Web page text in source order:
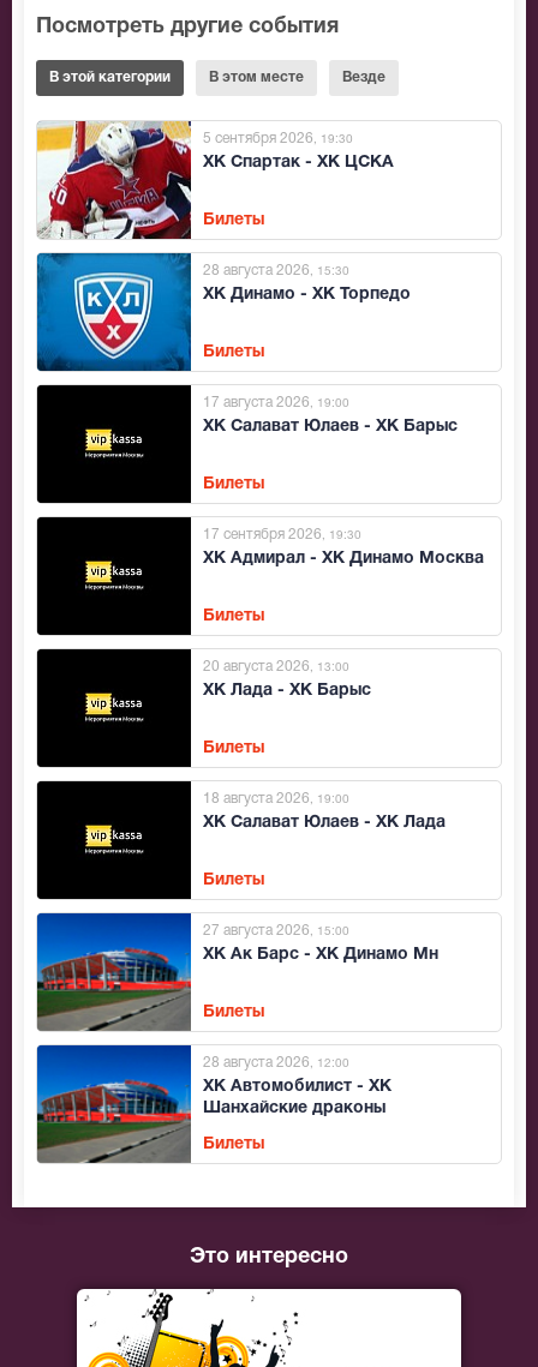
Посмотреть другие события
В этой категории В этом месте Везде
ХК Спартак - ХК ЦСКА
5 сентября 2026 , 19:30
Билеты
ХК Динамо - ХК Торпедо
28 августа 2026 , 15:30
Билеты
ХК Салават Юлаев - ХК Барыс
17 августа 2026 , 19:00
Билеты
ХК Адмирал - ХК Динамо Москва
17 сентября 2026 , 19:30
Билеты
ХК Лада - ХК Барыс
20 августа 2026 , 13:00
Билеты
ХК Салават Юлаев - ХК Лада
18 августа 2026 , 19:00
Билеты
ХК Ак Барс - ХК Динамо Мн
27 августа 2026 , 15:00
Билеты
ХК Автомобилист - ХК
Шанхайские драконы
28 августа 2026 , 12:00
Билеты
Это интересно